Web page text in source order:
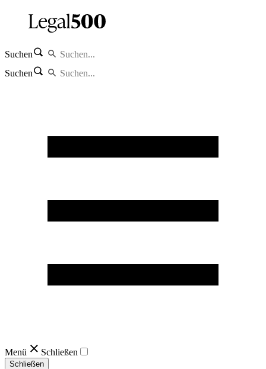
Suchen
Suchen
Menü Schließen
Schließen